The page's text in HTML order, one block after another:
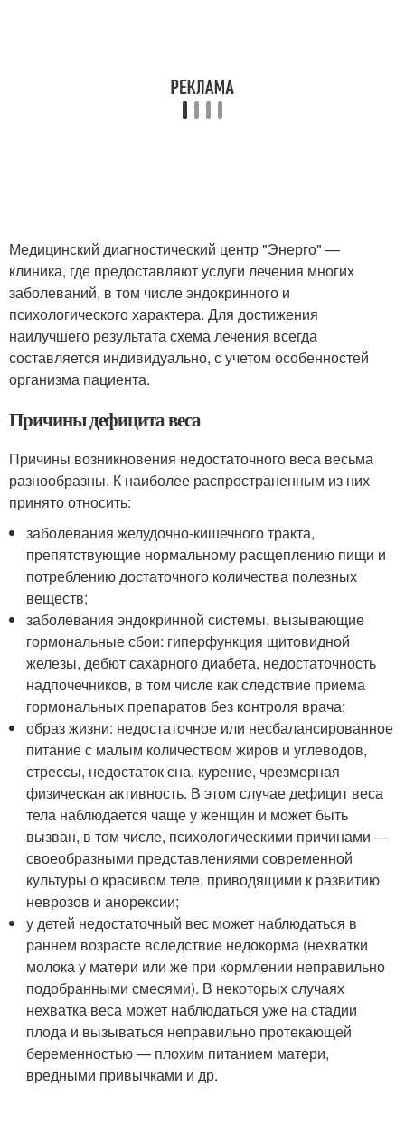
Медицинский диагностический центр "Энерго" —
клиника, где предоставляют услуги лечения многих
заболеваний, в том числе эндокринного и
психологического характера. Для достижения
наилучшего результата схема лечения всегда
составляется индивидуально, с учетом особенностей
организма пациента.
Причины дефицита веса
Причины возникновения недостаточного веса весьма
разнообразны. К наиболее распространенным из них
принято относить:
заболевания желудочно-кишечного тракта,
препятствующие нормальному расщеплению пищи и
потреблению достаточного количества полезных
веществ;
заболевания эндокринной системы, вызывающие
гормональные сбои: гиперфункция щитовидной
железы, дебют сахарного диабета, недостаточность
надпочечников, в том числе как следствие приема
гормональных препаратов без контроля врача;
образ жизни: недостаточное или несбалансированное
питание с малым количеством жиров и углеводов,
стрессы, недостаток сна, курение, чрезмерная
физическая активность. В этом случае дефицит веса
тела наблюдается чаще у женщин и может быть
вызван, в том числе, психологическими причинами —
своеобразными представлениями современной
культуры о красивом теле, приводящими к развитию
неврозов и анорексии;
у детей недостаточный вес может наблюдаться в
раннем возрасте вследствие недокорма (нехватки
молока у матери или же при кормлении неправильно
подобранными смесями). В некоторых случаях
нехватка веса может наблюдаться уже на стадии
плода и вызываться неправильно протекающей
беременностью — плохим питанием матери,
вредными привычками и др.